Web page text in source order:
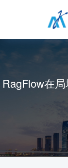
RagFlow在